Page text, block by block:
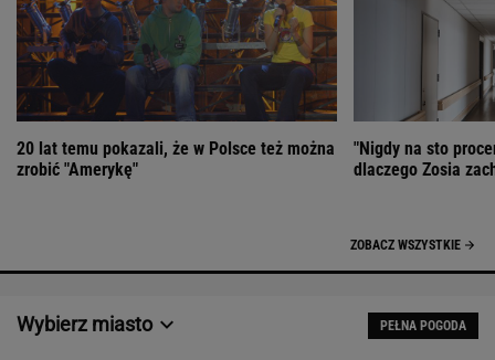
20 lat temu pokazali, że w Polsce też można
zrobić "Amerykę"
"Nigdy na sto
dlaczego Zosia
ZOBACZ WSZYSTKIE
Wybierz miasto PEŁNA POGODA